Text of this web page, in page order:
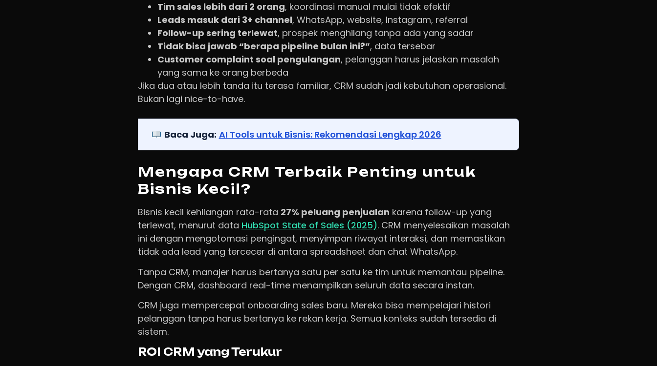
Tim sales lebih dari 2 orang, koordinasi manual mulai tidak efektif
Leads masuk dari 3+ channel, WhatsApp, website, Instagram, referral
Follow-up sering terlewat, prospek menghilang tanpa ada yang sadar
Tidak bisa jawab “berapa pipeline bulan ini?”, data tersebar
Customer complaint soal pengulangan, pelanggan harus jelaskan masalah
yang sama ke orang berbeda
Jika dua atau lebih tanda itu terasa familiar, CRM sudah jadi kebutuhan operasional.
Bukan lagi nice-to-have.
Baca Juga: AI Tools untuk Bisnis: Rekomendasi Lengkap 2026
Mengapa CRM Terbaik Penting untuk
Bisnis Kecil?
Bisnis kecil kehilangan rata-rata 27% peluang penjualan karena follow-up yang
terlewat, menurut data HubSpot State of Sales (2025). CRM menyelesaikan masalah
ini dengan mengotomasi pengingat, menyimpan riwayat interaksi, dan memastikan
tidak ada lead yang tercecer di antara spreadsheet dan chat WhatsApp.
Tanpa CRM, manajer harus bertanya satu per satu ke tim untuk memantau pipeline.
Dengan CRM, dashboard real-time menampilkan seluruh data secara instan.
CRM juga mempercepat onboarding sales baru. Mereka bisa mempelajari histori
pelanggan tanpa harus bertanya ke rekan kerja. Semua konteks sudah tersedia di
sistem.
ROI CRM yang Terukur